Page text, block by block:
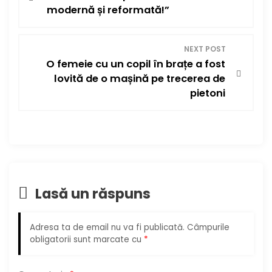
î
n
r
modernă și reformată!”
NEXT POST
O femeie cu un copil în brațe a fost
lovită de o mașină pe trecerea de
pietoni
Lasă un răspuns
Adresa ta de email nu va fi publicată. Câmpurile
obligatorii sunt marcate cu *